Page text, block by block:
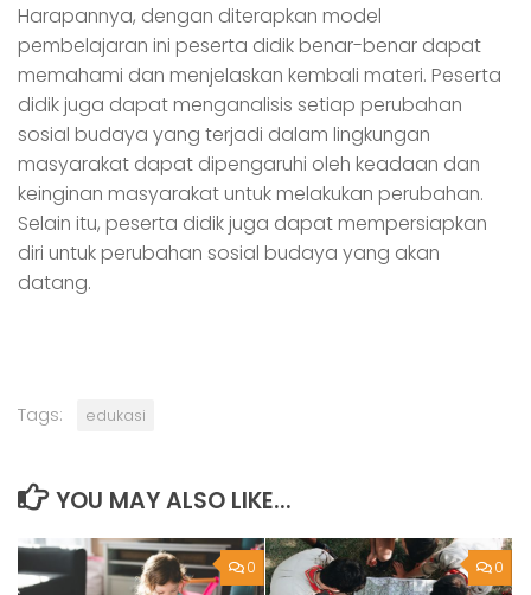
Harapannya, dengan diterapkan model
pembelajaran ini peserta didik benar-benar dapat
memahami dan menjelaskan kembali materi. Peserta
didik juga dapat menganalisis setiap perubahan
sosial budaya yang terjadi dalam lingkungan
masyarakat dapat dipengaruhi oleh keadaan dan
keinginan masyarakat untuk melakukan perubahan.
Selain itu, peserta didik juga dapat mempersiapkan
diri untuk perubahan sosial budaya yang akan
datang.
Tags: edukasi
YOU MAY ALSO LIKE...
0 0